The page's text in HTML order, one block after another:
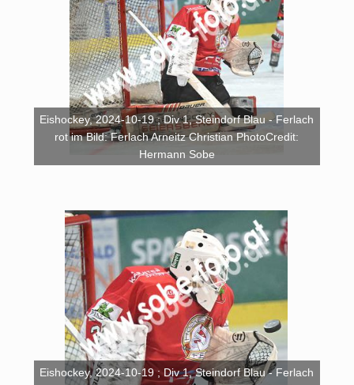
Eishockey, 2024-10-19 ; Div 1, Steindorf Blau - Ferlach
rot im Bild: Ferlach Arneitz Christian PhotoCredit:
Hermann Sobe
Eishockey, 2024-10-19 ; Div 1, Steindorf Blau - Ferlach